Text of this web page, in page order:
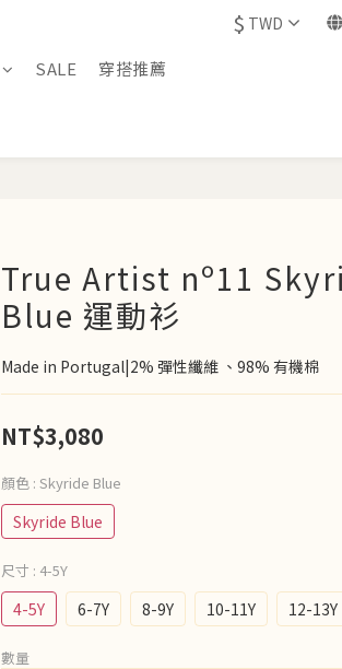
$ TWD
SALE 穿搭推薦
True Artist nº11
Blue 運動衫
Made in Portugal|2% 彈性纖維 、98% 有機棉
NT$3,080
顏色 : Skyride Blue
Skyride Blue
尺寸 : 4-5Y
4-5Y 6-7Y 8-9Y 10-11Y 12-13Y
數量